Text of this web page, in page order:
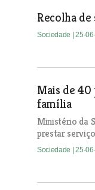
Recolha
Sociedade | 25-
Mais de 40
família
Ministério da
prestar
Sociedade | 25-